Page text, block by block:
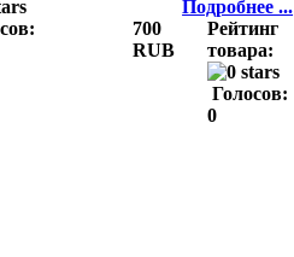
Подробнее ...
700
RUB
Рейтинг
товара:
Голосов:
0